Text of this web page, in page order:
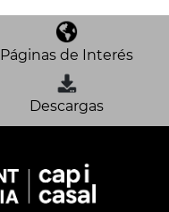
Páginas de Interés
Descargas